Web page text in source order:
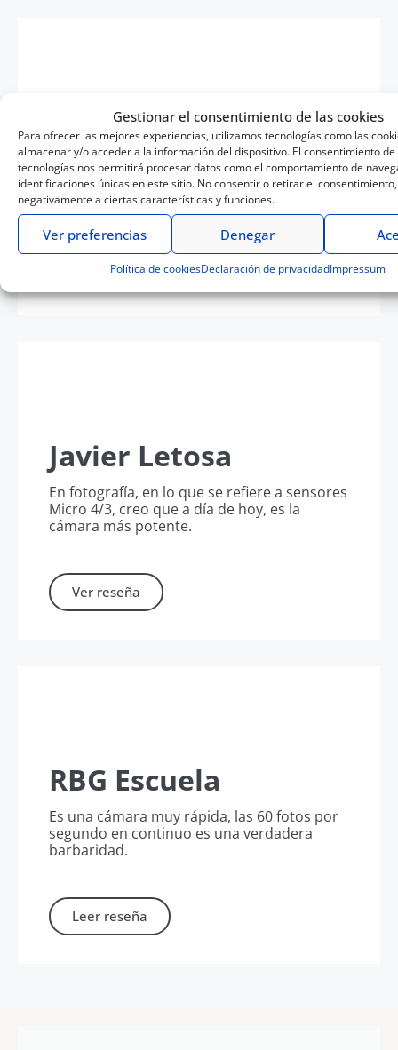
Gestionar el consentimiento de las cookies
Para ofrecer las mejores experiencias, utilizamos tecnologías como las
almacenar y/o acceder a la información del dispositivo. El consentimiento de
tecnologías nos permitirá procesar datos como el comportamiento de
identificaciones únicas en este sitio. No consentir o retirar el
negativamente a ciertas características y funciones.
Denegar
Ver preferencias
Política de cookiesDeclaración de privacidadImpressum
Photolari
El nivel de detalle es excelente, el
rendimiento de color muy bueno y, en líneas
generales, la cámara ofrece una calidad de
imagen muy buena
Leer reseña
Javier Letosa
En fotografía, en lo que se refiere a sensores
Micro 4/3, creo que a día de hoy, es la
cámara más potente.
Ver reseña
RBG Escuela
Es una cámara muy rápida, las 60 fotos por
segundo en continuo es una verdadera
barbaridad.
Leer reseña